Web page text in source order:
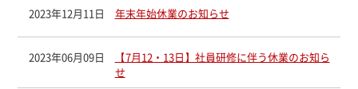
2023年12月11日 年末年始休業のお知らせ
2023年06月09日
【7月12・13日】社員研修に伴う休業のお知ら
せ